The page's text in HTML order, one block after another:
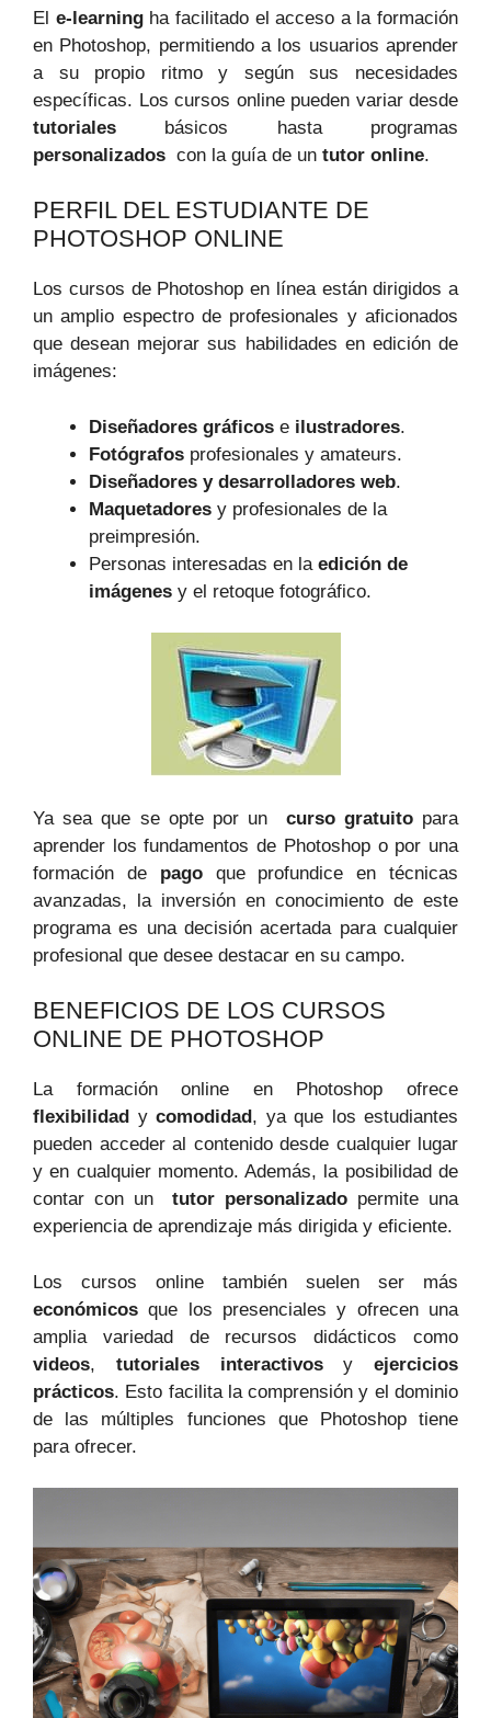
El e-learningha facilitado el ⁣acceso a la formación
en Photoshop, permitiendo⁢ a los ​usuarios aprender
a su propio ritmo y según sus ‌necesidades
específicas. Los⁤ cursos online pueden ⁢variar desde
tutoriales básicos ⁢hasta programas⁤
personalizados ⁤ con la guía de un tutor online.
PERFIL DEL ‌ESTUDIANTE DE
PHOTOSHOP ONLINE
Los ​cursos de Photoshop en línea están dirigidos a‌
un​ amplio espectro de ⁢profesionales y aficionados
que desean mejorar sus habilidades en edición de
‍imágenes:
Diseñadores gráficos e ilustradores.
Fotógrafos profesionales y amateurs.
Diseñadores y⁤ desarrolladores web.
Maquetadores y profesionales de la
preimpresión.
Personas interesadas en ​la edición ‍de
imágenes y el retoque fotográfico.
Ya sea⁣ que se opte por un ​ curso gratuitopara
aprender los fundamentos de Photoshop ⁣o por una
formación de pago⁢que profundice en técnicas
avanzadas, la⁢ inversión en conocimiento de este
⁤programa es una decisión acertada para cualquier
profesional que desee destacar en su campo.
BENEFICIOS DE LOS CURSOS⁢
ONLINE ⁣DE PHOTOSHOP
La formación online en Photoshop ofrece
flexibilidad y⁢ comodidad , ya que los estudiantes
pueden acceder al contenido desde cualquier lugar
y en cualquier momento. Además, la posibilidad de⁢
contar con un ‌tutor personalizado permite una
experiencia de aprendizaje más dirigida y eficiente.
Los ‍cursos online también​ suelen ser‌ más
económicos que los ‌presenciales y ​ofrecen una
amplia variedad de recursos didácticos ⁢como
videos, tutoriales interactivosy ejercicios‍
prácticos. Esto facilita la comprensión y el ‍dominio
de las‍ múltiples funciones que Photoshop tiene
para ofrecer.